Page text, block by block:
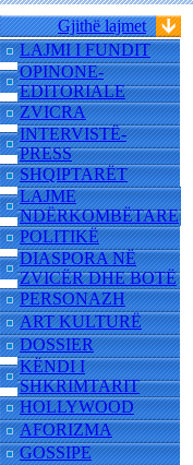
Gjithë lajmet
LAJMI I FUNDIT
OPINONE-
EDITORIALE
ZVICRA
INTERVISTË-
PRESS
SHQIPTARËT
LAJME
NDËRKOMBËTARE
POLITIKË
DIASPORA NË
ZVICËR DHE BOTË
PERSONAZH
ART KULTURË
DOSSIER
KËNDI I
SHKRIMTARIT
HOLLYWOOD
AFORIZMA
GOSSIPE